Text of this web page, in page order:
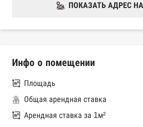
ПОКАЗАТЬ АДРЕС
Инфо о помещении
Площадь
Общая арендная ставка
Арендная ставка за 1м²